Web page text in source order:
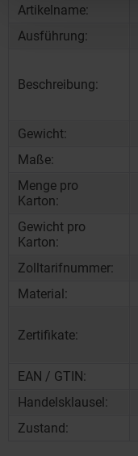
Artikelname:
Ausführung:
Beschreibung:
Gewicht:
Maße:
Menge pro
Karton:
Gewicht pro
Karton:
Zolltarifnummer:
Material:
Zertifikate:
EAN / GTIN:
Handelsklausel:
Zustand: